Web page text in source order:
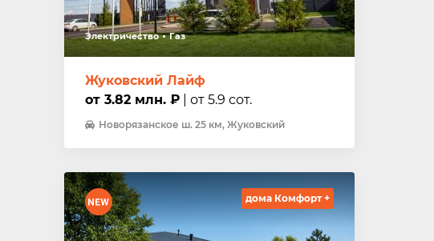
Электричество Газ
Жуковский Лайф
от 3.82 млн. ₽ | от 5.9 сот.
Новорязанское ш. 25 км, Жуковский
дома Комфорт +